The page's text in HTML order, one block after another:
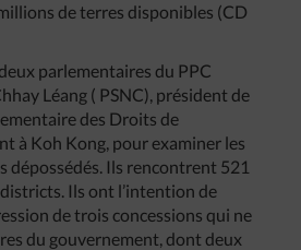
de terres disponibles (CD
parlementaires du PPC
Léang ( PSNC), président de
des Droits de
à Koh Kong, pour examiner les
dépossédés. Ils rencontrent 521
Ils ont l’intention de
de trois concessions qui ne
du gouvernement, dont deux